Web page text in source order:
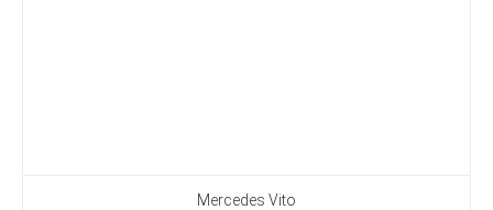
Mercedes Vito